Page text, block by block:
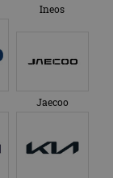
Ineos
Jaecoo